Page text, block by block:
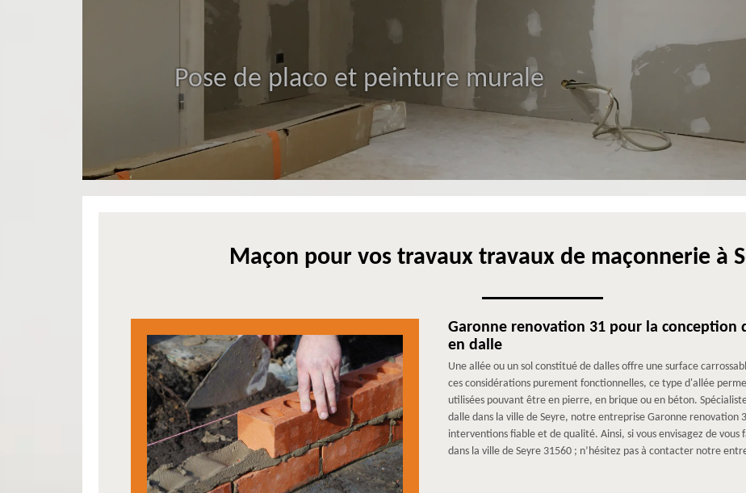
Pose de placo et peinture murale
Maçon pour vos travaux travaux de maçonnerie à
Garonne renovation 31 pour la conception
en dalle
Une allée ou un sol constitué de dalles offre une surface
ces considérations purement fonctionnelles, ce type d'allée
utilisées pouvant être en pierre, en brique ou en béton.
dalle dans la ville de Seyre, notre entreprise Garonne renovation
interventions fiable et de qualité. Ainsi, si vous envisagez de
dans la ville de Seyre 31560 ; n’hésitez pas à contacter notre